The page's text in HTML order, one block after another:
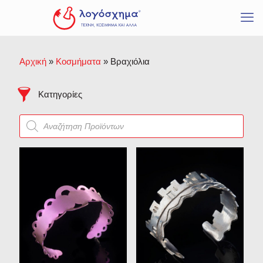
Αρχική » Κοσμήματα » Βραχιόλια
Κατηγορίες
Κοσμήματα
Βραχιόλια
Ζωγραφική
Γλυπτική
Εμείς είμαι
Γλυπτά Λογόσχημα
Όλα ξεκινούν παίζοντας
Ανάγλυφα
Η σκιά που έπαψε να
Προϊόντα σε προσφορά
Products
search